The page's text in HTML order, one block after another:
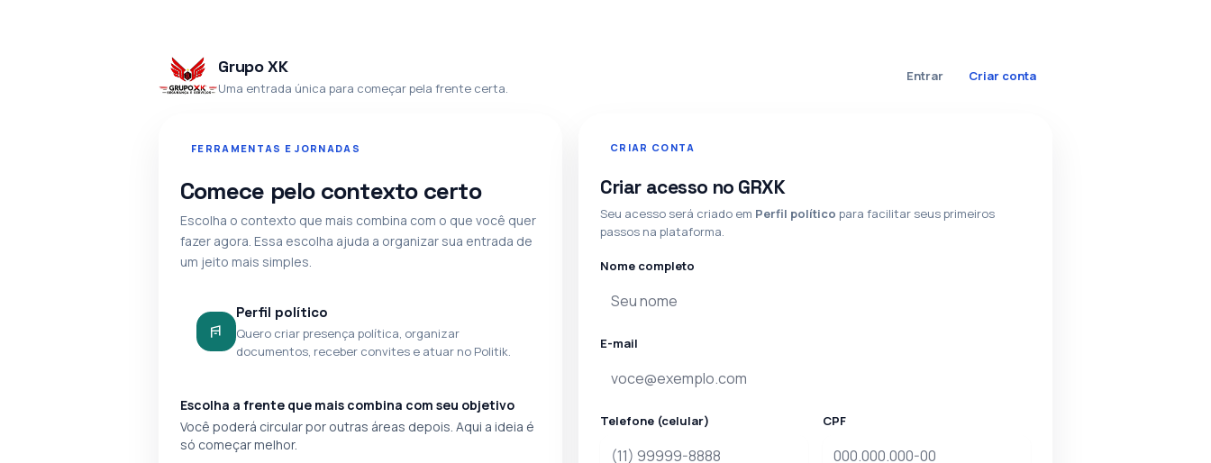
Grupo XK
Uma entrada única para começar pela frente certa.
Entrar Criar conta
FERRAMENTAS E JORNADAS
Comece pelo contexto certo
Escolha o contexto que mais combina com o que você quer
fazer agora. Essa escolha ajuda a organizar sua entrada de
um jeito mais simples.
Perfil político
Quero criar presença política, organizar
documentos, receber convites e atuar no Politik.
Escolha a frente que mais combina com seu objetivo
Você poderá circular por outras áreas depois. Aqui a ideia é
só começar melhor.
CRIAR CONTA
Criar acesso no GRXK
Seu acesso será criado em Perfil político para facilitar seus primeiros
passos na plataforma.
Nome completo
E-mail
Telefone (celular) CPF